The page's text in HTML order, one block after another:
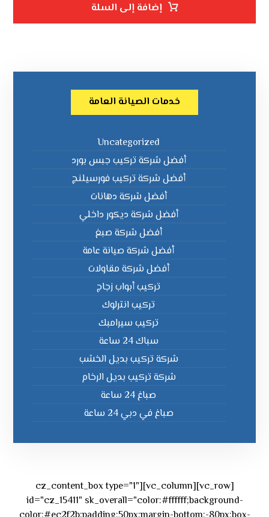
إضافة إلى السلة
خدمات الصيانة العامة
Uncategorized
أفضل شركة تركيب جبس بورد
أفضل شركة تركيب فورسيلنج
أفضل شركة دهانات
أفضل شركة ديكور داخلي
أفضل شركة صبغ
أفضل شركة صيانة عامة
أفضل شركة مقاولات
تركيب أبواب زجاج
تركيب انترلوك
تركيب سيرامبك
سباك 24 ساعة
شركة تركيب بديل الخشب
شركة تركيب بديل الرخام
صباغ 24 ساعة
صباغ في دبي 24 ساعة
[vc_row][vc_column][cz_content_box type="1"
id="cz_15411" sk_overall="color:#ffffff;background-